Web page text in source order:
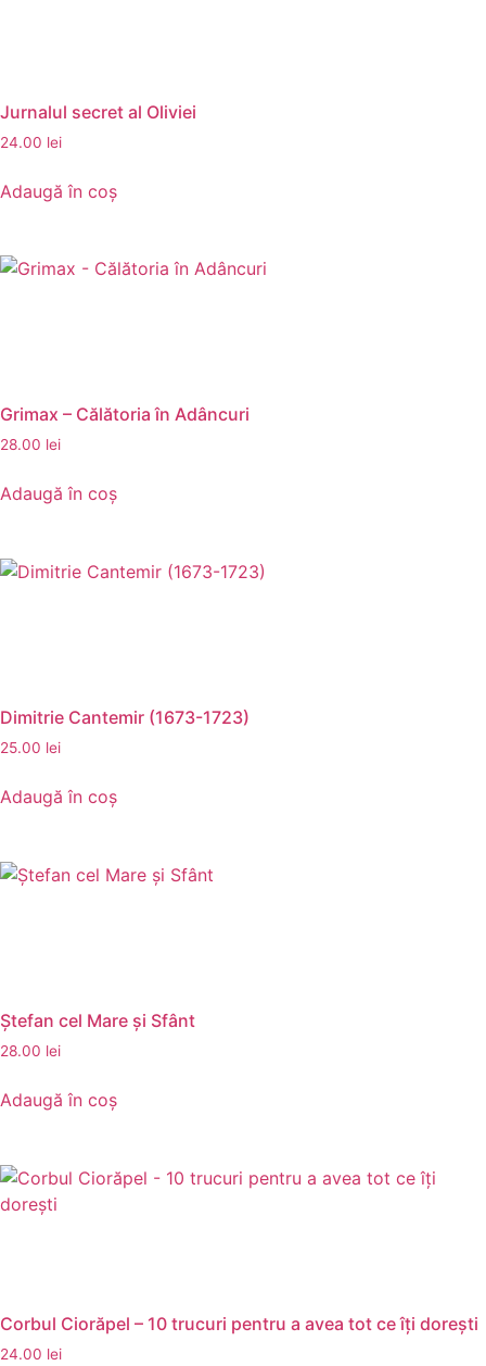
Jurnalul secret al Oliviei
24.00 lei
Adaugă în coș
Grimax – Călătoria în Adâncuri
28.00 lei
Adaugă în coș
Dimitrie Cantemir (1673-1723)
25.00 lei
Adaugă în coș
Ștefan cel Mare și Sfânt
28.00 lei
Adaugă în coș
Corbul Ciorăpel – 10 trucuri pentru a avea tot ce îți dorești
24.00 lei